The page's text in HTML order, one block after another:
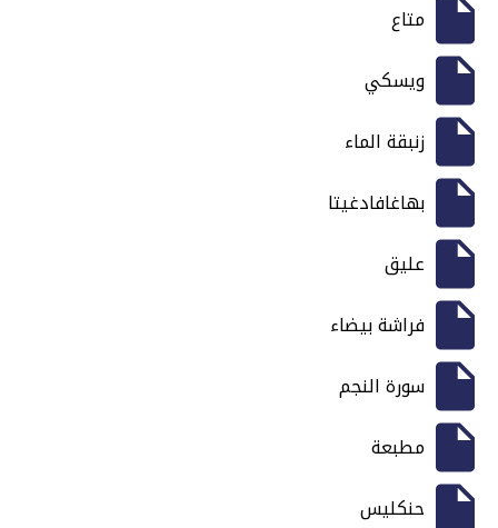
متاع
ويسكي
زنبقة الماء
بهاغافادغيتا
عليق
فراشة بيضاء
سورة النجم
مطبعة
حنكليس